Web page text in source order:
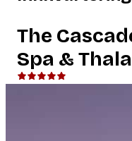
The
Spa &